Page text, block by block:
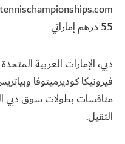
55 درهم إماراتي
منافسات بطولات سوق دبي
الثقيل.